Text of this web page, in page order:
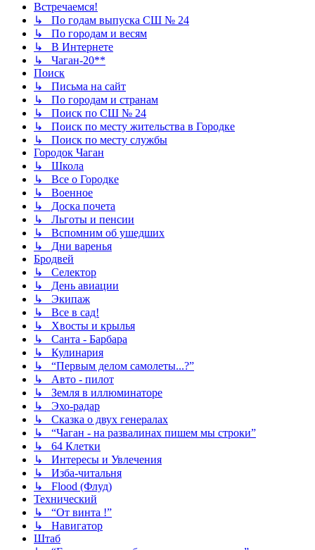
Встречаемся!
↳ По годам выпуска СШ № 24
↳ По городам и весям
↳ В Интернете
↳ Чаган-20**
Поиск
↳ Письма на сайт
↳ По городам и странам
↳ Поиск по СШ № 24
↳ Поиск по месту жительства в Городке
↳ Поиск по месту службы
Городок Чаган
↳ Школа
↳ Все о Городке
↳ Военное
↳ Доска почета
↳ Льготы и пенсии
↳ Вспомним об ушедших
↳ Дни варенья
Бродвей
↳ Селектор
↳ День авиации
↳ Экипаж
↳ Все в сад!
↳ Хвосты и крылья
↳ Санта - Барбара
↳ Кулинария
↳ “Первым делом самолеты...?”
↳ Авто - пилот
↳ Земля в иллюминаторе
↳ Эхо-радар
↳ Сказка о двух генералах
↳ “Чаган - на развалинах пишем мы строки”
↳ 64 Клетки
↳ Интересы и Увлечения
↳ Изба-читальня
↳ Flood (Флуд)
Технический
↳ “От винта !”
↳ Навигатор
Штаб